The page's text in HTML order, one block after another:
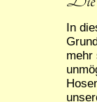
In
mehr